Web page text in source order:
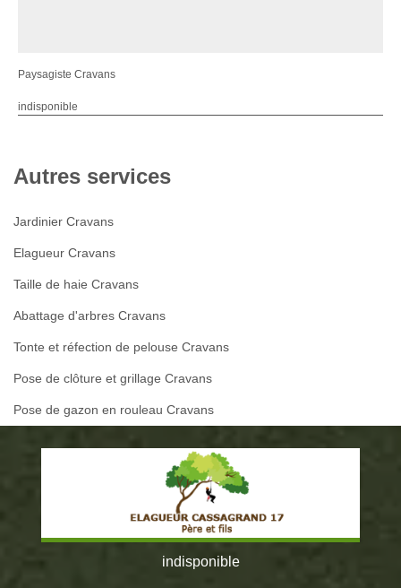
Paysagiste Cravans
indisponible
Autres services
Jardinier Cravans
Elagueur Cravans
Taille de haie Cravans
Abattage d'arbres Cravans
Tonte et réfection de pelouse Cravans
Pose de clôture et grillage Cravans
Pose de gazon en rouleau Cravans
indisponible